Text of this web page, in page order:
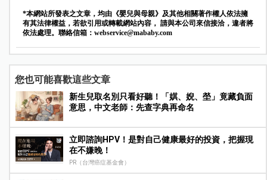
*本網站所發表之文章，均由《嬰兒與母親》及其他相關著作權人依法擁
有其法律權益，若欲引用或轉載網站內容， 請與本公司來信接洽，違者將
依法處理。聯絡信箱： webservice@mababy.com
您也可能喜歡這些文章
新生兒取名別只看好聽！「娸、婗、塋」竟藏負面
意思，中文老師：先查字典再命名
立即諮詢HPV！是對自己健康最好的投資，把握現
在不嫌晚！
PR（台灣癌症基金會）